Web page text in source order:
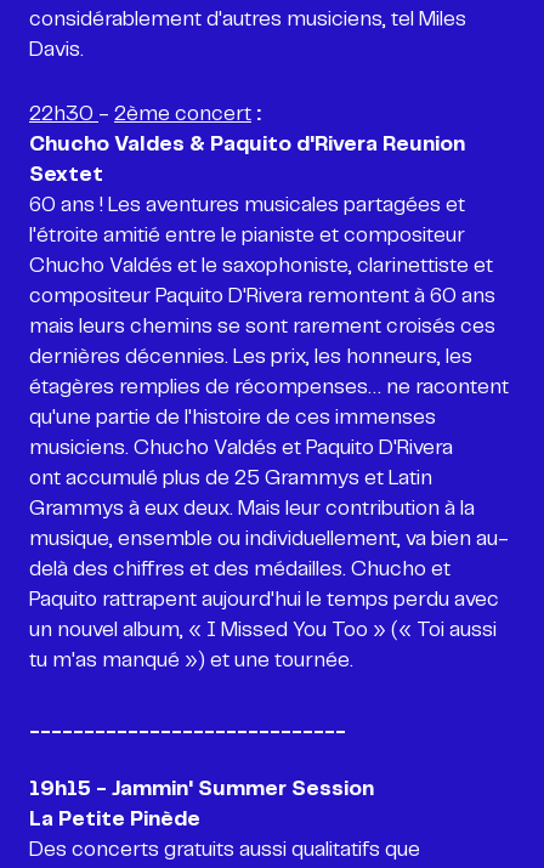
considérablement d'autres musiciens, tel Miles
22h30 - 2ème concert :
Chucho Valdes & Paquito d'Rivera Reunion
Sextet
60 ans ! Les aventures musicales partagées et
l'étroite amitié entre le pianiste et compositeur
Chucho Valdés et le saxophoniste, clarinettiste et
compositeur Paquito D'Rivera remontent à 60 ans
mais leurs chemins se sont rarement croisés ces
dernières décennies. Les prix, les honneurs, les
étagères remplies de récompenses… ne racontent
qu'une partie de l'histoire de ces immenses
musiciens. Chucho Valdés et Paquito D'Rivera
ont accumulé plus de 25 Grammys et Latin
Grammys à eux deux. Mais leur contribution à la
musique, ensemble ou individuellement, va bien au-
delà des chiffres et des médailles. Chucho et
Paquito rattrapent aujourd'hui le temps perdu avec
un nouvel album, « I Missed You Too » (« Toi aussi
tu m'as manqué ») et une tournée.
19h15 - Jammin' Summer Session
La Petite Pinède
Des concerts gratuits aussi qualitatifs que